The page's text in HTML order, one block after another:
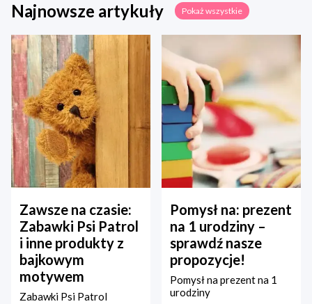
Najnowsze artykuły Pokaż wszystkie
Zawsze na czasie:
Zabawki Psi Patrol
i inne produkty z
bajkowym
motywem
Zabawki Psi Patrol
Pomysł na: prezent
na 1 urodziny –
sprawdź nasze
propozycje!
Pomysł na prezent na 1
urodziny